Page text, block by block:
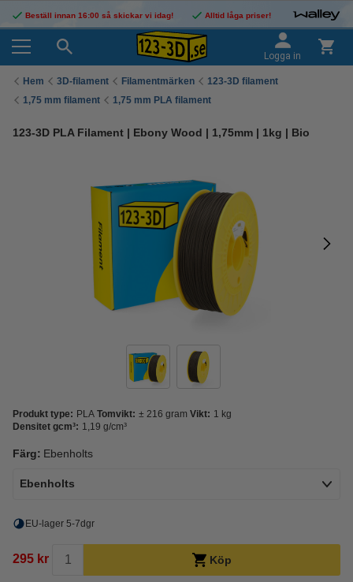
Beställ innan 16:00 så skickar vi idag! Alltid låga priser!
Logga in
Hem 3D-filament Filamentmärken
123-3D filament
1,75 mm filament
1,75 mm PLA filament
123-3D PLA Filament | Ebony Wood | 1,75mm | 1kg | Bio
Produkt type: PLA Tomvikt: ± 216 gram Vikt: 1 kg
Densitet gcm³: 1,19 g/cm³
Färg: Ebenholts
Ebenholts
EU-lager 5-7dgr
295 kr Köp